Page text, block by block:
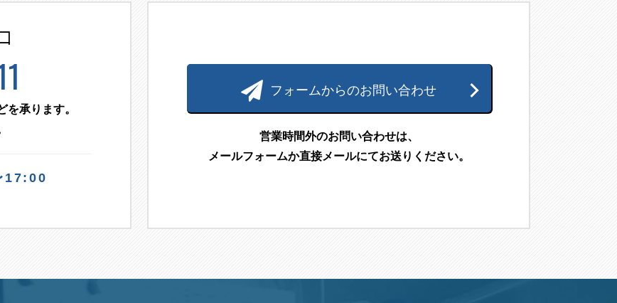
を承ります。
17:00
フォームからのお問い合わせ
営業時間外のお問い合わせは、
メールフォームか直接メールにてお送りください。